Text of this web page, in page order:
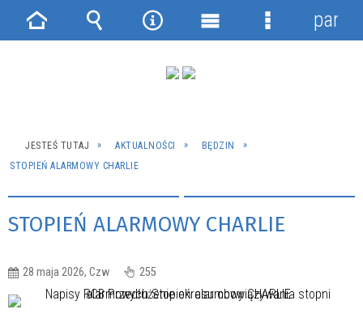
JESTEŚ TUTAJ AKTUALNOŚCI
BĘDZIN
STOPIEŃ ALARMOWY CHARLIE
STOPIEŃ ALARMOWY CHARLIE
28 maja 2026, Czw 255
Strona Wyszukiwarka
NarzędziaMenu
Menu
panel